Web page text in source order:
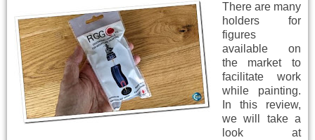
There are many
holders for
figures
available on
the market to
facilitate work
while painting.
In this review,
we will take a
look at